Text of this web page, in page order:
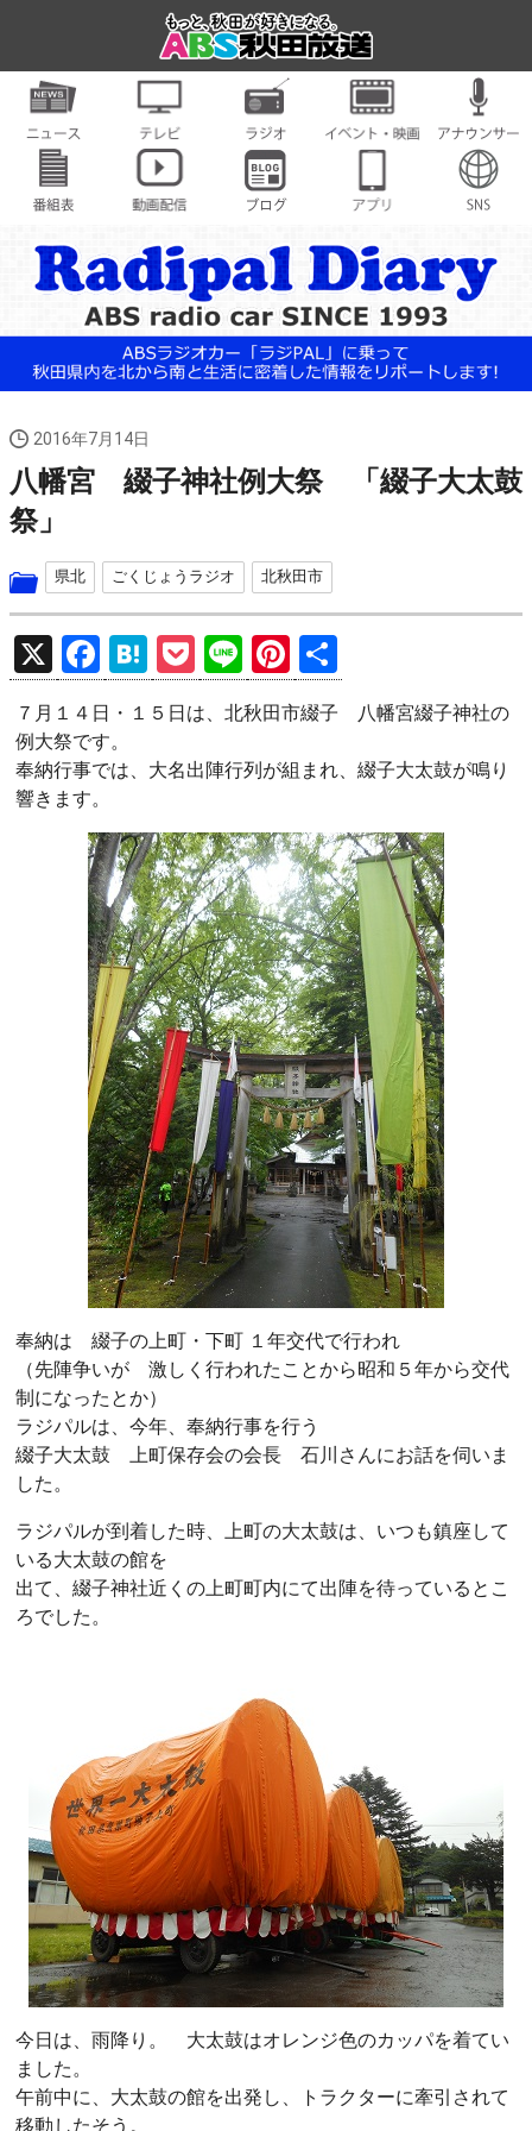
2016年7月14日
八幡宮 綴子神社例大祭 「綴子大太鼓
祭」
県北 ごくじょうラジオ 北秋田市
X
F
a
ce
b
o
k
H
at
e
n
P
o
ck
et
Li
n
e
Pi
nt
er
es
有
７月１４日・１５日は、北秋田市綴子 八幡宮綴子神社の
例大祭です。
奉納行事では、大名出陣行列が組まれ、綴子大太鼓が鳴り
響きます。
奉納は 綴子の上町・下町 １年交代で行われ
（先陣争いが 激しく行われたことから昭和５年から交代
制になったとか）
ラジパルは、今年、奉納行事を行う
綴子大太鼓 上町保存会の会長 石川さんにお話を伺いま
した。
ラジパルが到着した時、上町の大太鼓は、いつも鎮座して
いる大太鼓の館を
出て、綴子神社近くの上町町内にて出陣を待っているとこ
ろでした。
今日は、雨降り。 大太鼓はオレンジ色のカッパを着てい
ました。
午前中に、大太鼓の館を出発し、トラクターに牽引されて
移動したそう。